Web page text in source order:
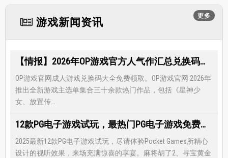
更多
游戏新闻资讯
【情报】2026年OP游戏官方人气作汇总兑换码大全，限时免费礼包领取-每月更新
OP游戏官网成人游戏兑换码大全免费领取。OP游戏官网 2026年
推出全新游戏主选单集合三十余款热门作品，包括《星神少
女、放置传...
12款PG电子游戏试玩，最热门PG电子游戏免费试玩，还有超多福利等著你
2025最新12款PG电子游戏试玩，尽请体验Pocket Games所精心
设计的视听效果，来场充满惊喜的享宴。麻将胡了2、寻宝黄金